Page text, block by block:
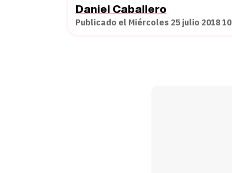
Daniel Caballero
Publicado el Miércoles 25 julio 2018